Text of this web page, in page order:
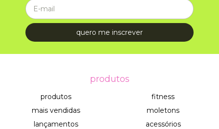
produtos
produtos
mais vendidas
lançamentos
fitness
moletons
acessórios